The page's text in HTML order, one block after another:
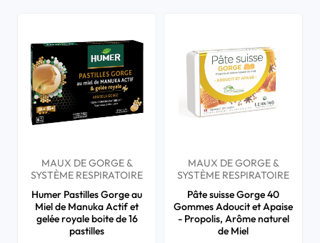
MAUX DE GORGE &
SYSTÈME RESPIRATOIRE
Humer Pastilles Gorge au
Miel de Manuka Actif et
gelée royale boite de 16
pastilles
MAUX DE GORGE &
SYSTÈME RESPIRATOIRE
Pâte suisse Gorge 40
Gommes Adoucit et Apaise
- Propolis, Arôme naturel
de Miel